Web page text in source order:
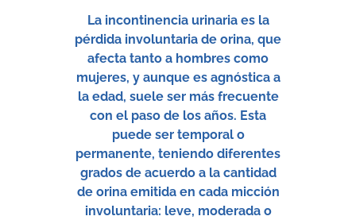
La incontinencia urinaria es la
pérdida involuntaria de orina, que
afecta tanto a hombres como
mujeres, y aunque es agnóstica a
la edad, suele ser más frecuente
con el paso de los años. Esta
puede ser temporal o
permanente, teniendo diferentes
grados de acuerdo a la cantidad
de orina emitida en cada micción
involuntaria: leve, moderada o